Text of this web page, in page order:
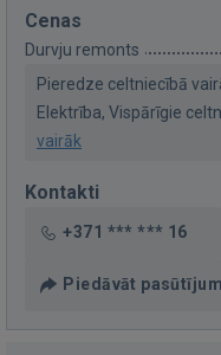
Cenas
Durvju remonts
Pieredze celtniecībā
Elektrība, Vispārīgie
vairāk
Kontakti
+371 *** *** 16
Piedāvāt